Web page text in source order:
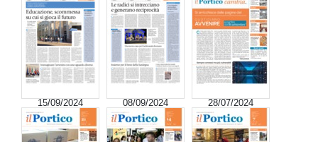
15/09/2024 08/09/2024 28/07/2024